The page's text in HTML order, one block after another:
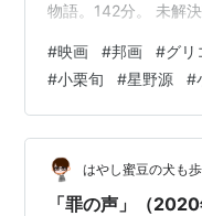
物語。142分。 未解
Amazon 感想 未解決
一連の脅迫事件の真
理解していない新聞
自分の声が脅迫に使
内側から調査を進め
か若…
#映画 #邦画 #グリ
#小栗旬 #星野源 #
はやし蜜豆の犬も
「罪の声」（